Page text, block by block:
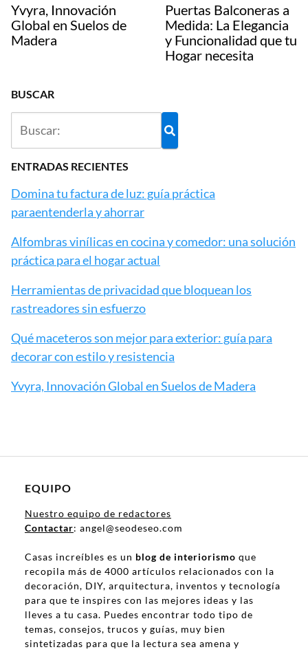
Yvyra, Innovación
Global en Suelos de
Madera
Puertas Balconeras a
Medida: La Elegancia
y Funcionalidad que tu
Hogar necesita
BUSCAR
ENTRADAS RECIENTES
Domina tu factura de luz: guía práctica
paraentenderla y ahorrar
Alfombras vinílicas en cocina y comedor: una solución
práctica para el hogar actual
Herramientas de privacidad que bloquean los
rastreadores sin esfuerzo
Qué maceteros son mejor para exterior: guía para
decorar con estilo y resistencia
Yvyra, Innovación Global en Suelos de Madera
EQUIPO
Nuestro equipo de redactores
Contactar: angel@seodeseo.com
Casas increíbles es un blog de interiorismo que
recopila más de 4000 artículos relacionados con la
decoración, DIY, arquitectura, inventos y tecnología
para que te inspires con las mejores ideas y las
lleves a tu casa. Puedes encontrar todo tipo de
temas, consejos, trucos y guías, muy bien
sintetizadas para que la lectura sea amena y